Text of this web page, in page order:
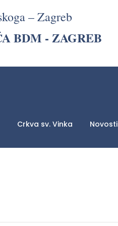
– Zagreb
BDM - ZAGREB
Crkva sv. Vinka Novosti